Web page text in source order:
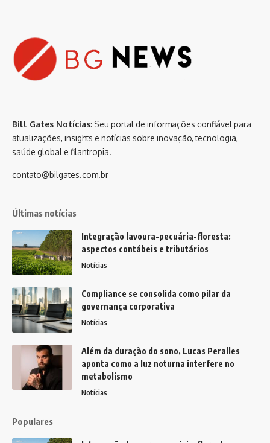
Bill Gates Notícias: Seu portal de informações confiável para
atualizações, insights e notícias sobre inovação, tecnologia,
saúde global e filantropia.
contato@bilgates.com.br
Últimas notícias
Integração lavoura-pecuária-floresta:
aspectos contábeis e tributários
Notícias
Compliance se consolida como pilar da
governança corporativa
Notícias
Além da duração do sono, Lucas Peralles
aponta como a luz noturna interfere no
metabolismo
Notícias
Populares